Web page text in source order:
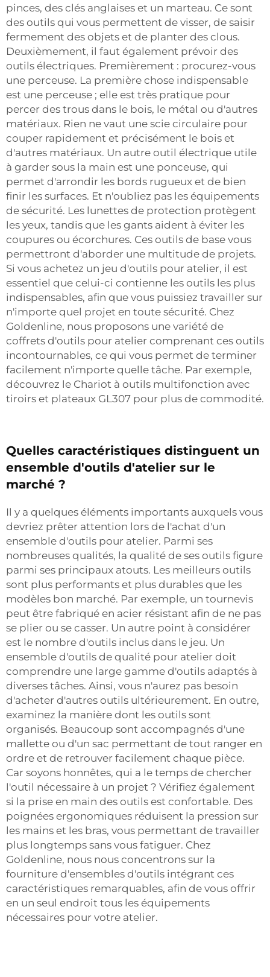
pinces, des clés anglaises et un marteau. Ce sont
des outils qui vous permettent de visser, de saisir
fermement des objets et de planter des clous.
Deuxièmement, il faut également prévoir des
outils électriques. Premièrement : procurez-vous
une perceuse. La première chose indispensable
est une perceuse ; elle est très pratique pour
percer des trous dans le bois, le métal ou d'autres
matériaux. Rien ne vaut une scie circulaire pour
couper rapidement et précisément le bois et
d'autres matériaux. Un autre outil électrique utile
à garder sous la main est une ponceuse, qui
permet d'arrondir les bords rugueux et de bien
finir les surfaces. Et n'oubliez pas les équipements
de sécurité. Les lunettes de protection protègent
les yeux, tandis que les gants aident à éviter les
coupures ou écorchures. Ces outils de base vous
permettront d'aborder une multitude de projets.
Si vous achetez un jeu d'outils pour atelier, il est
essentiel que celui-ci contienne les outils les plus
indispensables, afin que vous puissiez travailler sur
n'importe quel projet en toute sécurité. Chez
Goldenline, nous proposons une variété de
coffrets d'outils pour atelier comprenant ces outils
incontournables, ce qui vous permet de terminer
facilement n'importe quelle tâche. Par exemple,
découvrez le Chariot à outils multifonction avec
tiroirs et plateaux GL307 pour plus de commodité.
Quelles caractéristiques distinguent un
ensemble d'outils d'atelier sur le
marché ?
Il y a quelques éléments importants auxquels vous
devriez prêter attention lors de l'achat d'un
ensemble d'outils pour atelier. Parmi ses
nombreuses qualités, la qualité de ses outils figure
parmi ses principaux atouts. Les meilleurs outils
sont plus performants et plus durables que les
modèles bon marché. Par exemple, un tournevis
peut être fabriqué en acier résistant afin de ne pas
se plier ou se casser. Un autre point à considérer
est le nombre d'outils inclus dans le jeu. Un
ensemble d'outils de qualité pour atelier doit
comprendre une large gamme d'outils adaptés à
diverses tâches. Ainsi, vous n'aurez pas besoin
d'acheter d'autres outils ultérieurement. En outre,
examinez la manière dont les outils sont
organisés. Beaucoup sont accompagnés d'une
mallette ou d'un sac permettant de tout ranger en
ordre et de retrouver facilement chaque pièce.
Car soyons honnêtes, qui a le temps de chercher
l'outil nécessaire à un projet ? Vérifiez également
si la prise en main des outils est confortable. Des
poignées ergonomiques réduisent la pression sur
les mains et les bras, vous permettant de travailler
plus longtemps sans vous fatiguer. Chez
Goldenline, nous nous concentrons sur la
fourniture d'ensembles d'outils intégrant ces
caractéristiques remarquables, afin de vous offrir
en un seul endroit tous les équipements
nécessaires pour votre atelier.